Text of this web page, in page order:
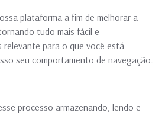
plataforma a fim de melhorar a
tudo mais fácil e
relevante para o que você está
seu comportamento de navegação.
processo armazenando, lendo e